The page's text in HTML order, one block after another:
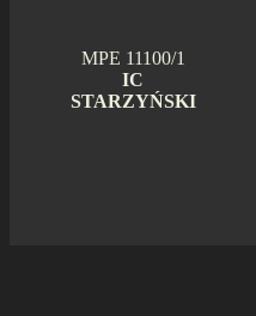
MPE 11100/1
IC
STARZYŃSKI